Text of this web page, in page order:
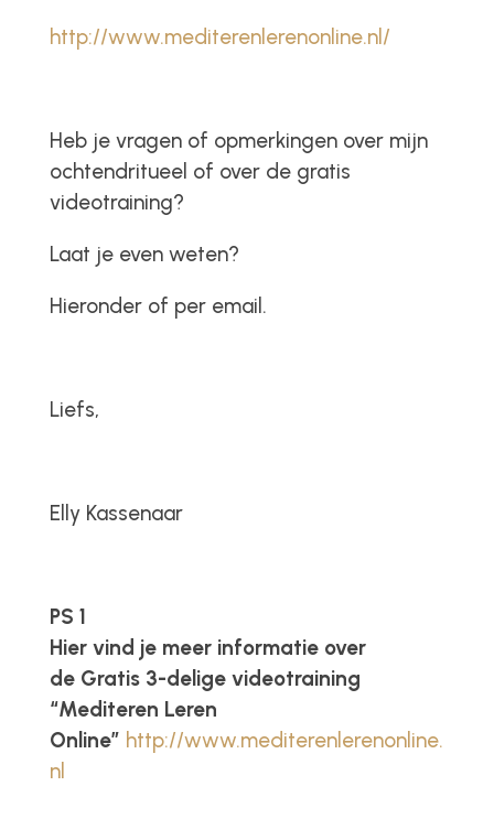
http://www.mediterenlerenonline.nl/
Heb je vragen of opmerkingen over mijn
ochtendritueel of over de gratis
videotraining?
Laat je even weten?
Hieronder of per email.
Liefs,
Elly Kassenaar
PS 1
Hier vind je meer informatie over
de Gratis 3-delige videotraining
“Mediteren Leren
Online” http://www.mediterenlerenonline.
nl